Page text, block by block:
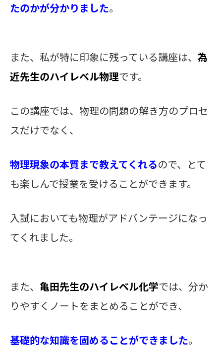
たのかが分かりました。
また、私が特に印象に残っている講座は、 為
近先生のハイレベル物理です。
この講座では、物理の問題の解き方のプロセ
スだけでなく、
物理現象の本質まで教えてくれるので、とて
も楽しんで授業を受けることができます。
入試においても物理がアドバンテージになっ
てくれました。
また、 亀田先生のハイレベル化学では、分か
りやすくノートをまとめることができ、
基礎的な知識を固めることができました。